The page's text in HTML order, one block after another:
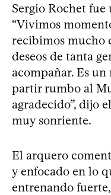
Sergio Rochet
“Vivimos
recibimos mucho
deseos de tanta
acompañar. Es
partir rumbo al
agradecido”, dijo
muy sonriente.
El arquero
y enfocado en lo
entrenando